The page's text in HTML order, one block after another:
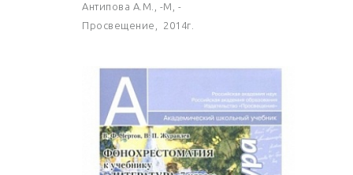
Антипова А.М., -М, -
Просвещение, 2014г.